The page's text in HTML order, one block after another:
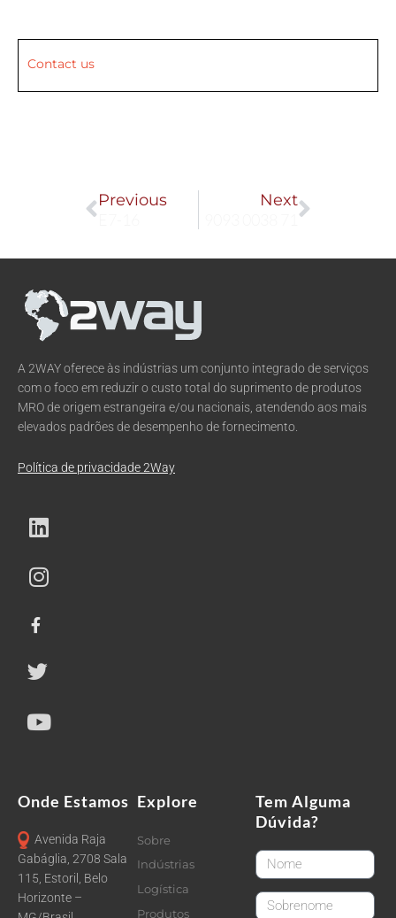
Contact us
Prev
Previous
NextNext
A 2WAY oferece às indústrias um conjunto integrado de serviços
com o foco em reduzir o custo total do suprimento de produtos
MRO de origem estrangeira e/ou nacionais, atendendo aos mais
elevados padrões de desempenho de fornecimento.
Política de privacidade 2Way
Onde Estamos
Avenida Raja
Gabáglia, 2708 Sala
115, Estoril, Belo
Horizonte –
Explore
Sobre
Indústrias
Logística
Produtos
Tem Alguma
Dúvida?
FirstName
LastName